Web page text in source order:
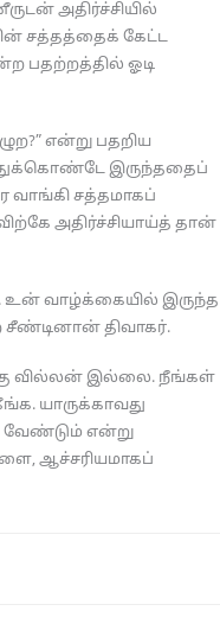
அதிர்ச்சியில்
சத்தத்தைக் கேட்ட
பதற்றத்தில் ஓடி
என்று பதறிய
இருந்ததைப்
வாங்கி சத்தமாகப்
அதிர்ச்சியாய்த் தான்
உன் வாழ்க்கையில் இருந்த
திவாகர்.
வில்லன் இல்லை. நீங்கள்
யாருக்காவது
வேண்டும் என்று
ஆச்சரியமாகப்